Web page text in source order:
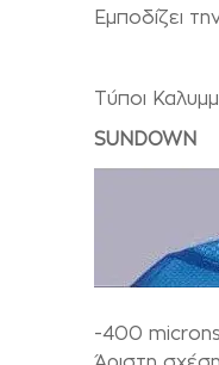
Εμποδίζει
Τύποι
SUNDOWN
-400